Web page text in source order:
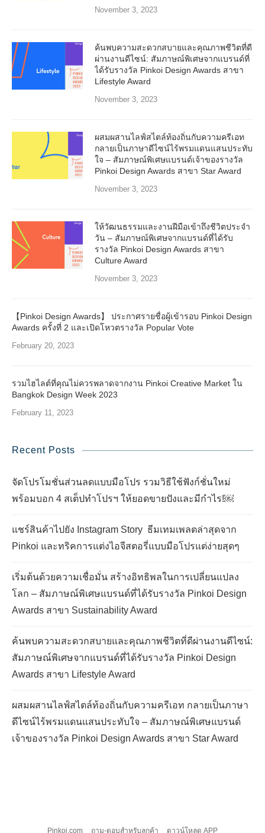
November 3, 2023
ค้นพบความสะดวกสบายและคุณภาพชีวิตที่ดี
ผ่านงานดีไซน์: สัมภาษณ์พิเศษจากแบรนด์ที่
ได้รับรางวัล Pinkoi Design Awards สาขา
Lifestyle Award
November 3, 2023
ผสมผสานไลฟ์สไตล์ท้องถิ่นกับความครีเอท
กลายเป็นภาษาดีไซน์ไร้พรมแดนแสนประทับ
ใจ – สัมภาษณ์พิเศษแบรนด์เจ้าของรางวัล
Pinkoi Design Awards สาขา Star Award
November 3, 2023
ให้วัฒนธรรมและงานฝีมือเข้าถึงชีวิตประจำ
วัน – สัมภาษณ์พิเศษจากแบรนด์ที่ได้รับ
รางวัล Pinkoi Design Awards สาขา
Culture Award
November 3, 2023
【Pinkoi Design Awards】 ประกาศรายชื่อผู้เข้ารอบ Pinkoi Design
Awards ครั้งที่ 2 และเปิดโหวตรางวัล Popular Vote
February 20, 2023
รวมไฮไลต์ที่คุณไม่ควรพลาดจากงาน Pinkoi Creative Market ใน
Bangkok Design Week 2023
February 11, 2023
Recent Posts
จัดโปรโมชั่นส่วนลดแบบมือโปร รวมวิธีใช้ฟังก์ชั่นใหม่
พร้อมบอก 4 สเต็ปทำโปรฯ ให้ยอดขายปังและมีกำไร!￼
แชร์สินค้าไปยัง Instagram Story ธีมเทมเพลตล่าสุดจาก
Pinkoi และทริคการแต่งไอจีสตอรี่แบบมือโปรแต่ง่ายสุดๆ
เริ่มต้นด้วยความเชื่อมั่น สร้างอิทธิพลในการเปลี่ยนแปลง
โลก – สัมภาษณ์พิเศษแบรนด์ที่ได้รับรางวัล Pinkoi Design
Awards สาขา Sustainability Award
ค้นพบความสะดวกสบายและคุณภาพชีวิตที่ดีผ่านงานดีไซน์:
สัมภาษณ์พิเศษจากแบรนด์ที่ได้รับรางวัล Pinkoi Design
Awards สาขา Lifestyle Award
ผสมผสานไลฟ์สไตล์ท้องถิ่นกับความครีเอท กลายเป็นภาษา
ดีไซน์ไร้พรมแดนแสนประทับใจ – สัมภาษณ์พิเศษแบรนด์
เจ้าของรางวัล Pinkoi Design Awards สาขา Star Award
Pinkoi.com ถาม-ตอบสำหรับลูกค้า ดาวน์โหลด APP